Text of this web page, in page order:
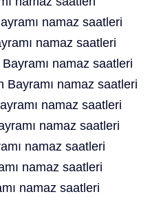
namaz saatleri
namaz saatleri
namaz saatleri
Bayramı namaz saatleri
namaz saatleri
namaz saatleri
namaz saatleri
namaz saatleri
namaz saatleri